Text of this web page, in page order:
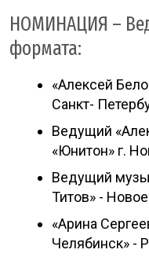
НОМИНАЦИЯ –
формата:
«Алексей
Санкт-
Ведущий
«Юнитон» г.
Ведущий
Титов» -
«Арина
Челябинск» -